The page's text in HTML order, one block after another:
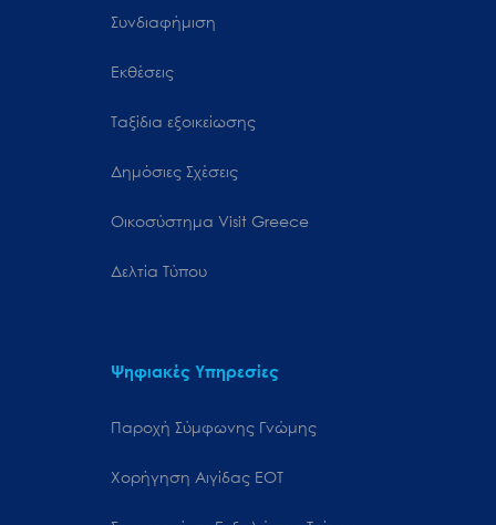
Συνδιαφήμιση
Εκθέσεις
Ταξίδια εξοικείωσης
Δημόσιες Σχέσεις
Oικοσύστημα Visit Greece
Δελτία Τύπου
Ψηφιακές Υπηρεσίες
Παροχή Σύμφωνης Γνώμης
Χορήγηση Αιγίδας ΕΟΤ